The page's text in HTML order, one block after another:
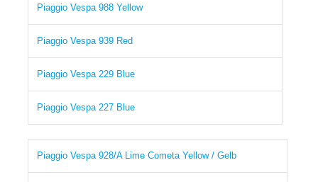
Piaggio Vespa 988 Yellow
Piaggio Vespa 939 Red
Piaggio Vespa 229 Blue
Piaggio Vespa 227 Blue
Piaggio Vespa 928/A Lime Cometa Yellow / Gelb